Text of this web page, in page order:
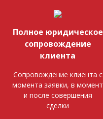
Полное юридическое
сопровождение
клиента
Сопровождение клиента с
момента заявки, в момент
и после совершения
сделки